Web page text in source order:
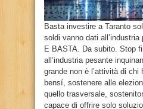
Basta investire a Taranto
soldi vanno dati
E BASTA. Da subito. Stop
all’industria pesante
grande non è l’attività di chi
bensí, sostenere alle
quello trasversale,
capace di offrire solo